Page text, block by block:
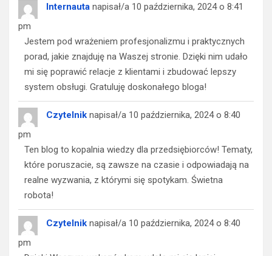
Internauta napisał/a 10 października, 2024 o 8:41
pm
Jestem pod wrażeniem profesjonalizmu i praktycznych
porad, jakie znajduję na Waszej stronie. Dzięki nim udało
mi się poprawić relacje z klientami i zbudować lepszy
system obsługi. Gratuluję doskonałego bloga!
Czytelnik napisał/a 10 października, 2024 o 8:40
pm
Ten blog to kopalnia wiedzy dla przedsiębiorców! Tematy,
które poruszacie, są zawsze na czasie i odpowiadają na
realne wyzwania, z którymi się spotykam. Świetna
robota!
Czytelnik napisał/a 10 października, 2024 o 8:40
pm